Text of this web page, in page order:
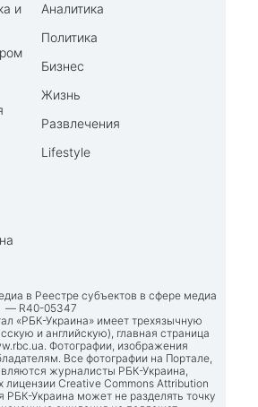
и
Аналитика
Политика
Бизнес
Жизнь
Развлечения
Lifestyle
в Реестре субъектов в сфере медиа
— R40-05347
«РБК-Украина» имеет трехязычную
и английскую), главная страница
. Фотографии, изображения
Все фотографии на Портале,
журналисты РБК-Украина,
Creative Commons Attribution
РБК-Украина может не разделять точку